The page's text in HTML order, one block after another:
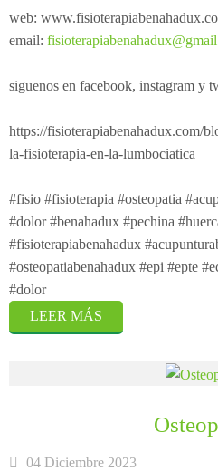
web:
email:
siguenos en facebook, instagram y
https://fisioterapiabenahadux.com/
la-fisioterapia-en-la-lumbociatica
#fisio #fisioterapia #osteopatia
#dolor #benahadux #pechina
#fisioterapiabenahadux
#osteopatiabenahadux #epi #epte
#dolor
LEER MÁS
04 Diciembre 2023